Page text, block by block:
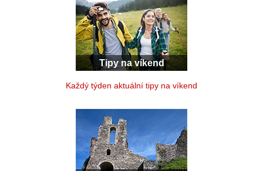
Tipy na víkend
Každý týden aktuální tipy na víkend